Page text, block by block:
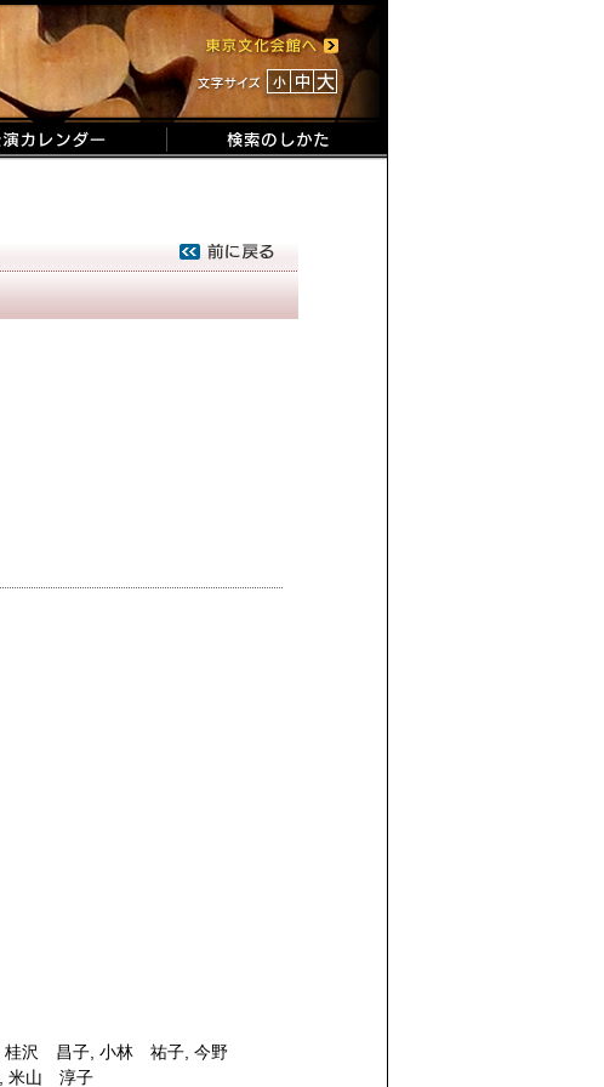
桂沢 昌子, 小林 祐子, 今野
米山 淳子